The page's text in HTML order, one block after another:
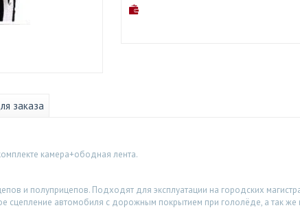
заказа
камера+ободная лента.
и полуприцепов. Подходят для эксплуатации на городских
сцепление автомобиля с дорожным покрытием при гололёде, а так же